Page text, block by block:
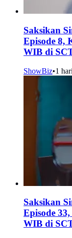
Saksikan
Episode 8,
WIB di
ShowBiz•1
Saksikan
Episode
WIB di